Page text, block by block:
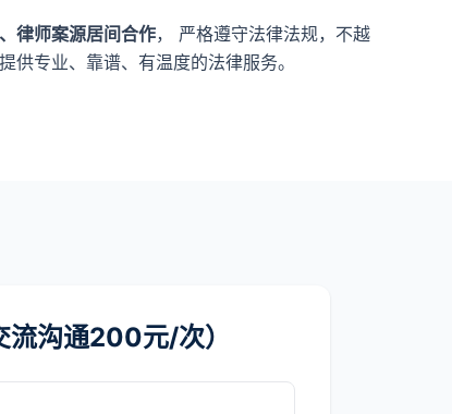
律师案源居间合作， 严格遵守法律法规，不越
供专业、靠谱、有温度的法律服务。
沟通200元/次）